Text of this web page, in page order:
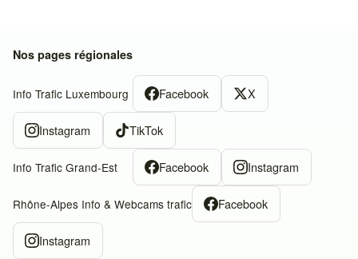
Nos pages régionales
Info Trafic Luxembourg Facebook X
Instagram TikTok
Info Trafic Grand-Est Facebook Instagram
Rhône-Alpes Info & Webcams trafic Facebook
Instagram